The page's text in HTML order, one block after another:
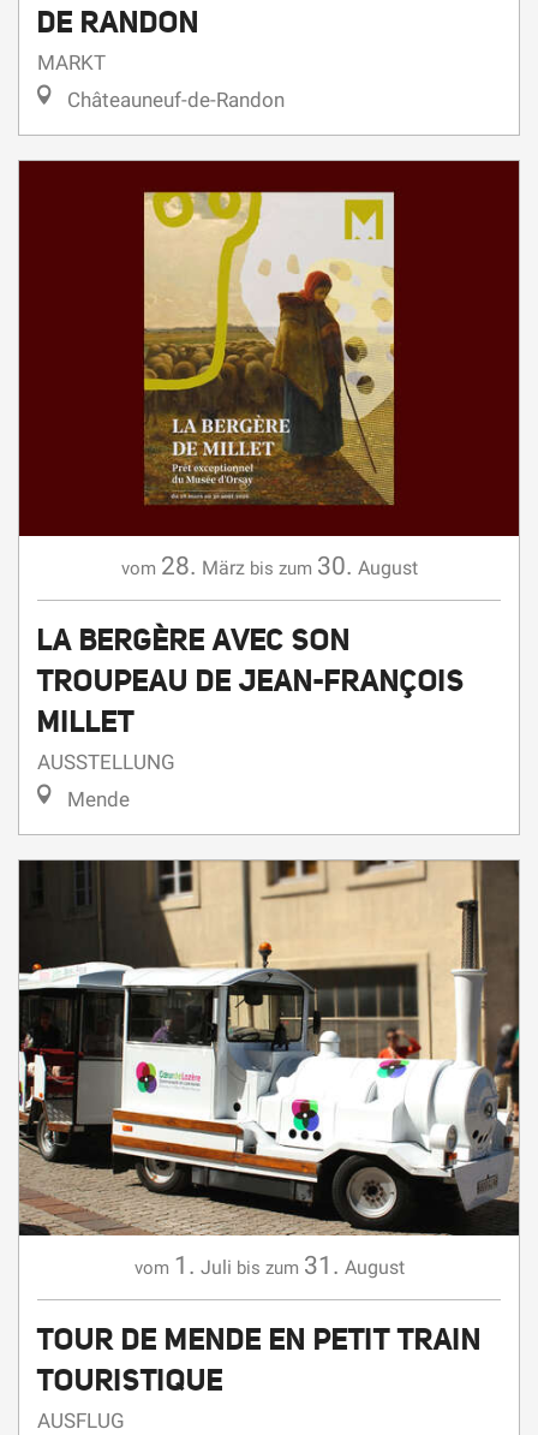
DE RANDON
MARKT
Châteauneuf-de-Randon
vom 28. März bis zum 30. August
LA BERGÈRE AVEC SON
TROUPEAU DE JEAN-FRANÇOIS
MILLET
AUSSTELLUNG
Mende
vom 1. Juli bis zum 31. August
TOUR DE MENDE EN PETIT TRAIN
TOURISTIQUE
AUSFLUG